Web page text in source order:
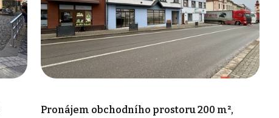
Pronájem obchodního prostoru 200 m²,